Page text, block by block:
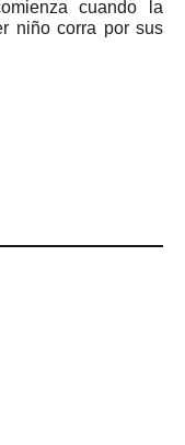
cuando la
niño corra por sus